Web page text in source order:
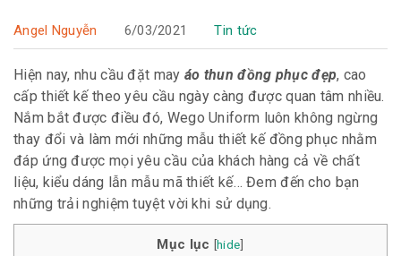
Angel Nguyễn 6/03/2021 Tin tức
Hiện nay, nhu cầu đặt may áo thun đồng phục đẹp, cao
cấp thiết kế theo yêu cầu ngày càng được quan tâm nhiều.
Nắm bắt được điều đó, Wego Uniform luôn không ngừng
thay đổi và làm mới những mẫu thiết kế đồng phục nhằm
đáp ứng được mọi yêu cầu của khách hàng cả về chất
liệu, kiểu dáng lẫn mẫu mã thiết kế… Đem đến cho bạn
những trải nghiệm tuyệt vời khi sử dụng.
Mục lục [hide]